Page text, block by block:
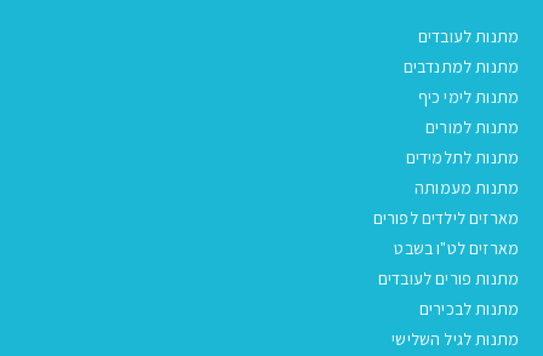
מתנות לעובדים
מתנות למתנדבים
מתנות לימי כיף
מתנות למורים
מתנות לתלמידים
מתנות מעמותה
מארזים לילדים לפורים
מארזים לט"ו בשבט
מתנות פורים לעובדים
מתנות לבכירים
מתנות לגיל השלישי